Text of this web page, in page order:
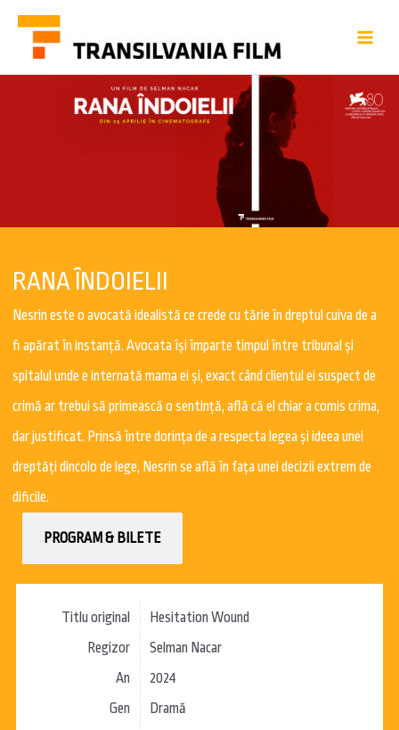
RANA ÎNDOIELII
Nesrin este o avocată idealistă ce crede cu tărie în dreptul cuiva de a
fi apărat în instanţă. Avocata îşi împarte timpul între tribunal şi
spitalul unde e internată mama ei şi, exact când clientul ei suspect de
crimă ar trebui să primească o sentinţă, află că el chiar a comis crima,
dar justificat. Prinsă între dorinţa de a respecta legea şi ideea unei
dreptăţi dincolo de lege, Nesrin se află în faţa unei decizii extrem de
dificile.
PROGRAM & BILETE
Titlu original
Hesitation Wound
Regizor
Selman Nacar
An
2024
Gen
Dramă